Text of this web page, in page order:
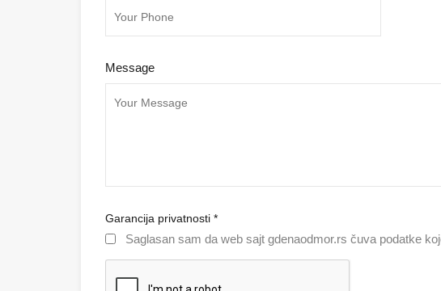
Message
Garancija privatnosti *
Saglasan sam da web sajt gdenaodmor.rs čuva podatke